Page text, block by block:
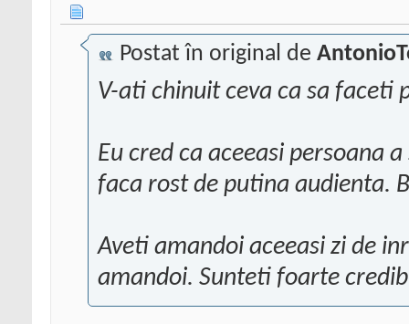
Postat în original de
V-ati chinuit ceva ca sa faceti
Eu cred ca aceeasi persoana
faca rost de putina audienta.
Aveti amandoi aceeasi zi de
amandoi. Sunteti foarte